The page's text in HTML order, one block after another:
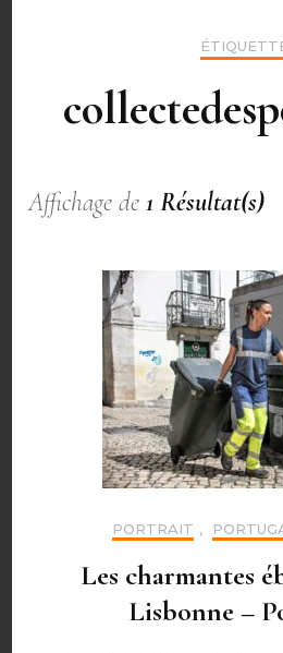
Affichage de1 Résultat(s)
PORTRAIT ,
Les charmantes
Lisbonne –